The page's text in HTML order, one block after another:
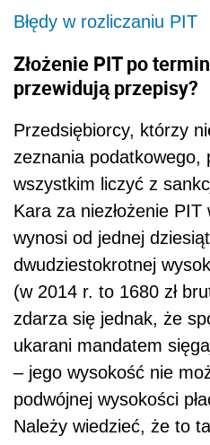
Błędy w rozliczaniu PIT
Złożenie PIT po
przewidują przepisy?
Przedsiębiorcy, którzy
zeznania podatkowego,
wszystkim liczyć z
Kara za niezłożenie
wynosi od jednej
dwudziestokrotnej
(w 2014 r. to 1680 zł
zdarza się jednak, że
ukarani mandatem
– jego wysokość nie
podwójnej wysokości
Należy wiedzieć, że to